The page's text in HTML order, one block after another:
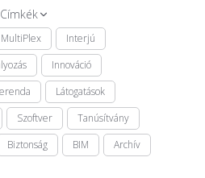
Címkék
MultiPlex
Interjú
Innováció
Látogatások
Szoftver
Tanúsítvány
Biztonság BIM Archív